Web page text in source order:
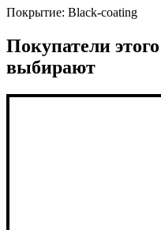
Покрытие: Black-coating
Покупатели
выбирают